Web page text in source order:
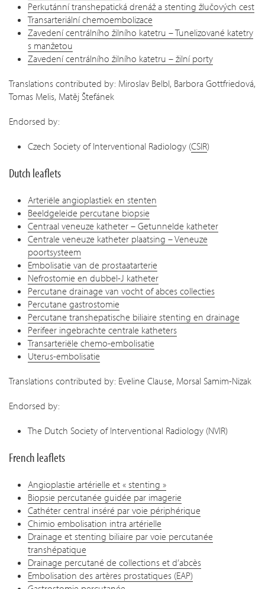
Perkutánní transhepatická drenáž a stenting žlučových cest
Transarteriální chemoembolizace
Zavedení centrálního žilního katetru – Tunelizované katetry
s manžetou
Zavedení centrálního žilního katetru – žilní porty
Translations contributed by: Miroslav Belbl, Barbora Gottfriedová,
Tomas Melis, Matěj Štefánek
Endorsed by:
Czech Society of Interventional Radiology (CSIR)
Dutch leaflets
Arteriële angioplastiek en stenten
Beeldgeleide percutane biopsie
Centraal veneuze katheter – Getunnelde katheter
Centrale veneuze katheter plaatsing – Veneuze
poortsysteem
Embolisatie van de prostaatarterie
Nefrostomie en dubbel-J katheter
Percutane drainage van vocht of abces collecties
Percutane gastrostomie
Percutane transhepatische biliaire stenting en drainage
Perifeer ingebrachte centrale katheters
Transarteriële chemo-embolisatie
Uterus-embolisatie
Translations contributed by: Eveline Clause, Morsal Samim-Nizak
Endorsed by:
The Dutch Society of Interventional Radiology (NVIR)
French leaflets
Angioplastie artérielle et « stenting »
Biopsie percutanée guidée par imagerie
Cathéter central inséré par voie périphérique
Chimio embolisation intra artérielle
Drainage et stenting biliaire par voie percutanée
transhépatique
Drainage percutané de collections et d’abcès
Embolisation des artères prostatiques (EAP)